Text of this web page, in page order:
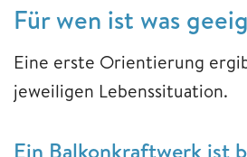
Für wen ist was
Eine erste Orientierung
jeweiligen Lebenssituation.
Ein Balkonkraftwerk ist